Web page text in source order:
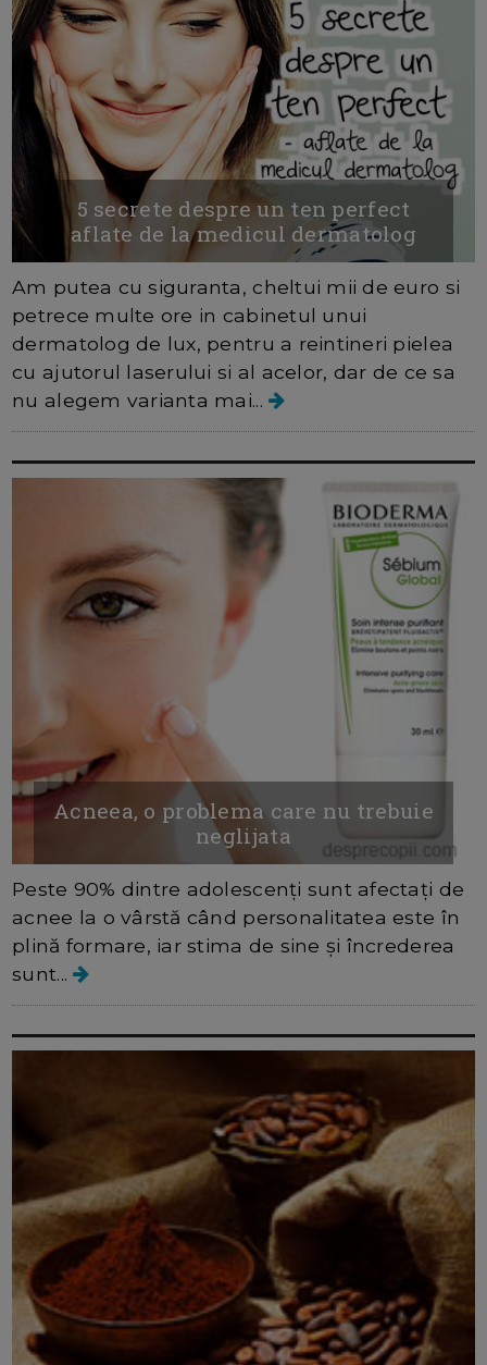
5 secrete despre un ten perfect
aflate de la medicul dermatolog
Am putea cu siguranta, cheltui mii de euro si
petrece multe ore in cabinetul unui
dermatolog de lux, pentru a reintineri pielea
cu ajutorul laserului si al acelor, dar de ce sa
nu alegem varianta mai...
Acneea, o problema care nu trebuie
neglijata
Peste 90% dintre adolescenți sunt afectați de
acnee la o vârstă când personalitatea este în
plină formare, iar stima de sine și încrederea
sunt...